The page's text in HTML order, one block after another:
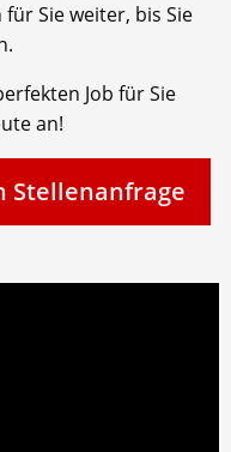
Sie weiter, bis Sie
Job für Sie
an!
Stellenanfrage